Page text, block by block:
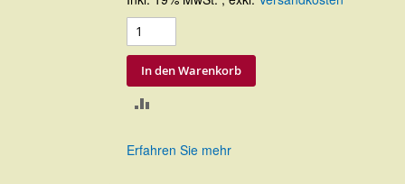
In den Warenkorb
Erfahren Sie mehr